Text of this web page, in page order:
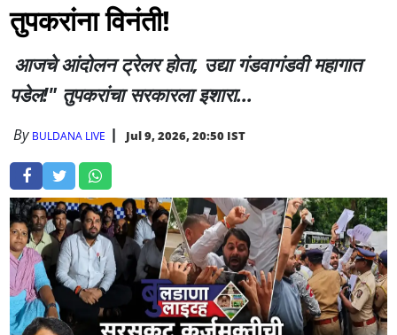
तुपकरांना विनंती!
आजचे आंदोलन ट्रेलर होता, उद्या गंडवागंडवी महागात
पडेल!" तुपकरांचा सरकारला इशारा...
By BULDANA LIVE Jul 9, 2026, 20:50 IST